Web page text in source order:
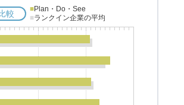
較 ■Plan・Do・See
■ランクイン企業の平均